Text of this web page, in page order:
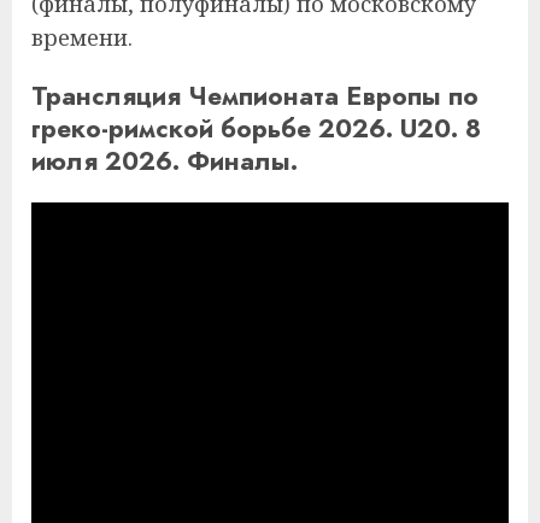
времени.
Трансляция Чемпионата Европы по
греко-римской борьбе 2026. U20. 8
июля 2026. Финалы.